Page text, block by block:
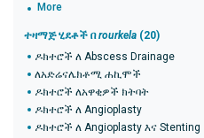
More
ተዛማጅ ሂደቶች በrourkela (20)
ዶክተሮች ለ Abscess Drainage
ለአድሬናሌክቶሚ ሐኪሞች
ዶክተሮች ለአዋቂዎች ክትባት
ዶክተሮች ለ Angioplasty
ዶክተሮች ለ Angioplasty እና Stenting